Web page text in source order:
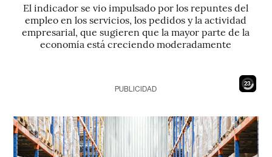
El indicador se vio impulsado por los repuntes del
empleo en los servicios, los pedidos y la actividad
empresarial, que sugieren que la mayor parte de la
economía está creciendo moderadamente
21
PUBLICIDAD